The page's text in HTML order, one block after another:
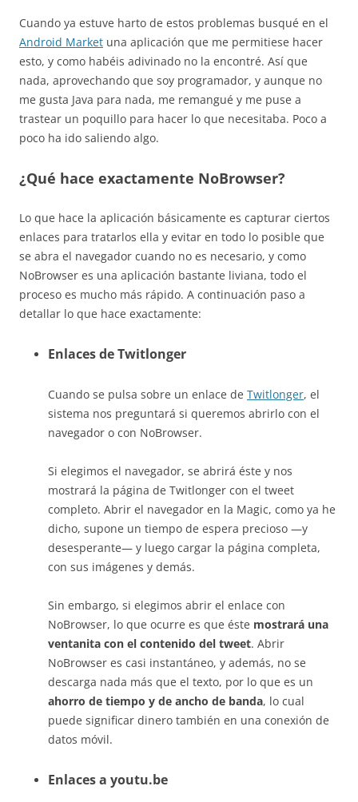
Cuando ya estuve harto de estos problemas busqué en el
Android Market una aplicación que me permitiese hacer
esto, y como habéis adivinado no la encontré. Así que
nada, aprovechando que soy programador, y aunque no
me gusta Java para nada, me remangué y me puse a
trastear un poquillo para hacer lo que necesitaba. Poco a
poco ha ido saliendo algo.
¿Qué hace exactamente NoBrowser?
Lo que hace la aplicación básicamente es capturar ciertos
enlaces para tratarlos ella y evitar en todo lo posible que
se abra el navegador cuando no es necesario, y como
NoBrowser es una aplicación bastante liviana, todo el
proceso es mucho más rápido. A continuación paso a
detallar lo que hace exactamente:
Enlaces de Twitlonger
Cuando se pulsa sobre un enlace de Twitlonger, el
sistema nos preguntará si queremos abrirlo con el
navegador o con NoBrowser.
Si elegimos el navegador, se abrirá éste y nos
mostrará la página de Twitlonger con el tweet
completo. Abrir el navegador en la Magic, como ya he
dicho, supone un tiempo de espera precioso —y
desesperante— y luego cargar la página completa,
con sus imágenes y demás.
Sin embargo, si elegimos abrir el enlace con
NoBrowser, lo que ocurre es que éste mostrará una
ventanita con el contenido del tweet. Abrir
NoBrowser es casi instantáneo, y además, no se
descarga nada más que el texto, por lo que es un
ahorro de tiempo y de ancho de banda, lo cual
puede significar dinero también en una conexión de
datos móvil.
Enlaces a youtu.be